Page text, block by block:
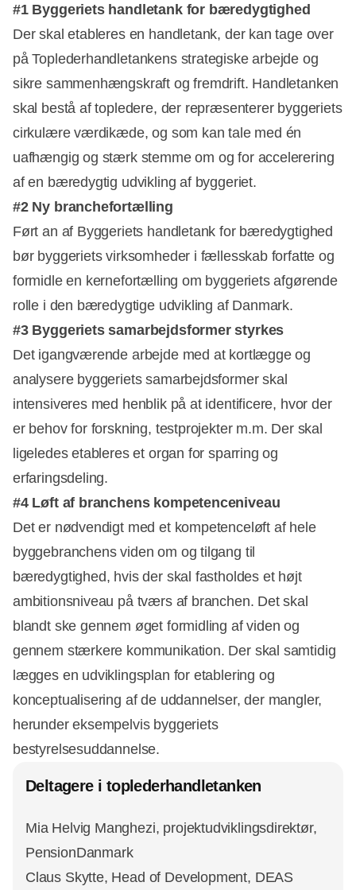
#1 Byggeriets handletank for bæredygtighed
Der skal etableres en handletank, der kan tage over
på Toplederhandletankens strategiske arbejde og
sikre sammenhængskraft og fremdrift. Handletanken
skal bestå af topledere, der repræsenterer byggeriets
cirkulære værdikæde, og som kan tale med én
uafhængig og stærk stemme om og for accelerering
af en bæredygtig udvikling af byggeriet.
#2 Ny branchefortælling
Ført an af Byggeriets handletank for bæredygtighed
bør byggeriets virksomheder i fællesskab forfatte og
formidle en kernefortælling om byggeriets afgørende
rolle i den bæredygtige udvikling af Danmark.
#3 Byggeriets samarbejdsformer styrkes
Det igangværende arbejde med at kortlægge og
analysere byggeriets samarbejdsformer skal
intensiveres med henblik på at identificere, hvor der
er behov for forskning, testprojekter m.m. Der skal
ligeledes etableres et organ for sparring og
erfaringsdeling.
#4 Løft af branchens kompetenceniveau
Det er nødvendigt med et kompetenceløft af hele
byggebranchens viden om og tilgang til
bæredygtighed, hvis der skal fastholdes et højt
ambitionsniveau på tværs af branchen. Det skal
blandt ske gennem øget formidling af viden og
gennem stærkere kommunikation. Der skal samtidig
lægges en udviklingsplan for etablering og
konceptualisering af de uddannelser, der mangler,
herunder eksempelvis byggeriets
bestyrelsesuddannelse.
Deltagere i toplederhandletanken
Mia Helvig Manghezi, projektudviklingsdirektør,
PensionDanmark
Claus Skytte, Head of Development, DEAS